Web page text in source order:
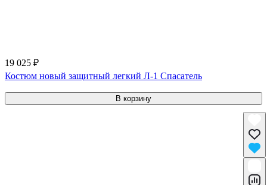
19 025 ₽
Костюм новый защитный легкий Л-1 Спасатель
В корзину